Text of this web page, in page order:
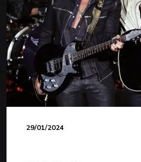
29/01/2024